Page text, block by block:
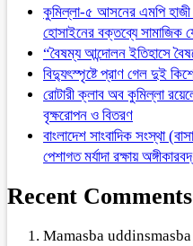
কুমিল্লা-৫ আসনের এমপি হাজী
হোসাইনের বক্তব্যে সামাজিক
“বৈষম্য আন্দোলন ইতিহাসে
বিদ্যুৎস্পৃষ্টে প্রাণ গেল দুই
রোটারী ক্লাব অব কুমিল্লা
বৃক্ষরোপন ও বিতরণ
বাংলাদেশ সাংবাদিক সংস্থা
পেশাগত মর্যাদা রক্ষায়
Recent Comments
Mamasba uddinsmasba